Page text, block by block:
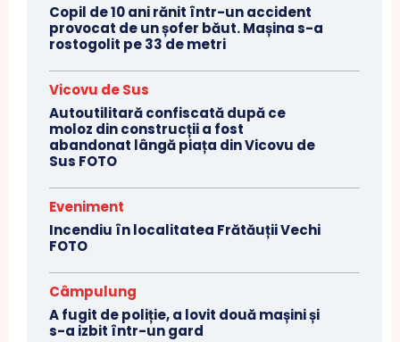
Copil de 10 ani rănit într-un accident
provocat de un șofer băut. Mașina s-a
rostogolit pe 33 de metri
Vicovu de Sus
Autoutilitară confiscată după ce
moloz din construcții a fost
abandonat lângă piața din Vicovu de
Sus FOTO
Eveniment
Incendiu în localitatea Frătăuții Vechi
FOTO
Câmpulung
A fugit de poliție, a lovit două mașini și
s-a izbit într-un gard